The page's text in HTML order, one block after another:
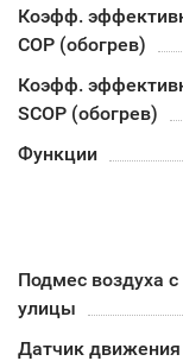
Коэфф.
COP (обогрев)
Коэфф.
SCOP (обогрев)
Функции
Подмес воздуха с
улицы
Датчик движения